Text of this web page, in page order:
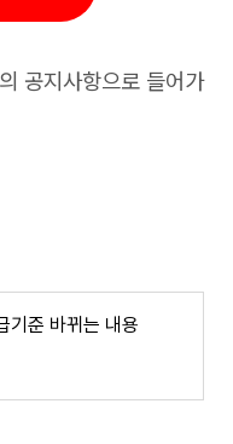
공지사항으로 들어가
준 바뀌는 내용